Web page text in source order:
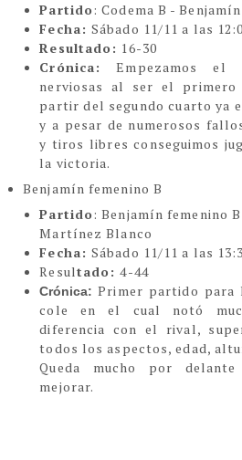
Partido: Codema B -
Fecha:Sábado 11/11 a las
Resultado: 16-30
Crónica:
Empezamos el
nerviosas al ser el
partir del segundo cuarto ya
y a pesar de numerosos
y tiros libres conseguimos
la victoria.
Benjamín femenino B
Partido: Benjamín femenino
Martínez Blanco
Fecha:Sábado 11/11 a las
Resultado:4-44
Crónica:Primer partido para
cole en el cual notó
diferencia con el rival,
todos los aspectos, edad,
Queda mucho por
mejorar.